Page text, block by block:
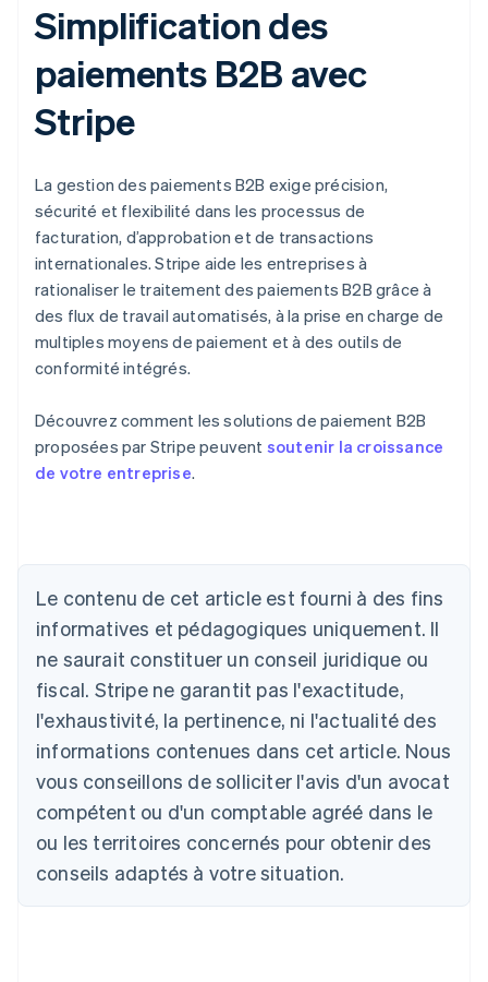
Simplification des
paiements B2B avec
Stripe
La gestion des paiements B2B exige précision,
sécurité et flexibilité dans les processus de
facturation, d’approbation et de transactions
internationales. Stripe aide les entreprises à
rationaliser le traitement des paiements B2B grâce à
des flux de travail automatisés, à la prise en charge de
multiples moyens de paiement et à des outils de
conformité intégrés.
Découvrez comment les solutions de paiement B2B
proposées par Stripe peuvent soutenir la croissance
de votre entreprise.
Le contenu de cet article est fourni à des fins
informatives et pédagogiques uniquement. Il
ne saurait constituer un conseil juridique ou
fiscal. Stripe ne garantit pas l'exactitude,
l'exhaustivité, la pertinence, ni l'actualité des
informations contenues dans cet article. Nous
vous conseillons de solliciter l'avis d'un avocat
compétent ou d'un comptable agréé dans le
ou les territoires concernés pour obtenir des
conseils adaptés à votre situation.
DeutschEnglish
Australie
English
Autriche
DeutschEnglish
NederlandsFrançaisDeutschEnglish
Brésil
Português
Bulgarie
English
Canada
Chine continentale
简体中文English